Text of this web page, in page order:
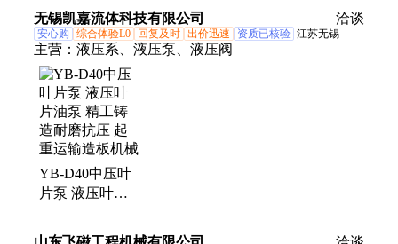
油泵
无锡凯嘉流体科技有限公司 洽谈
安心购 综合体验L0 回复及时 出价迅速 资质已核验 江苏无锡
主营： 液压系、液压泵、液压阀
YB-D40中压叶
片泵 液压叶片
耐磨抗压 起重